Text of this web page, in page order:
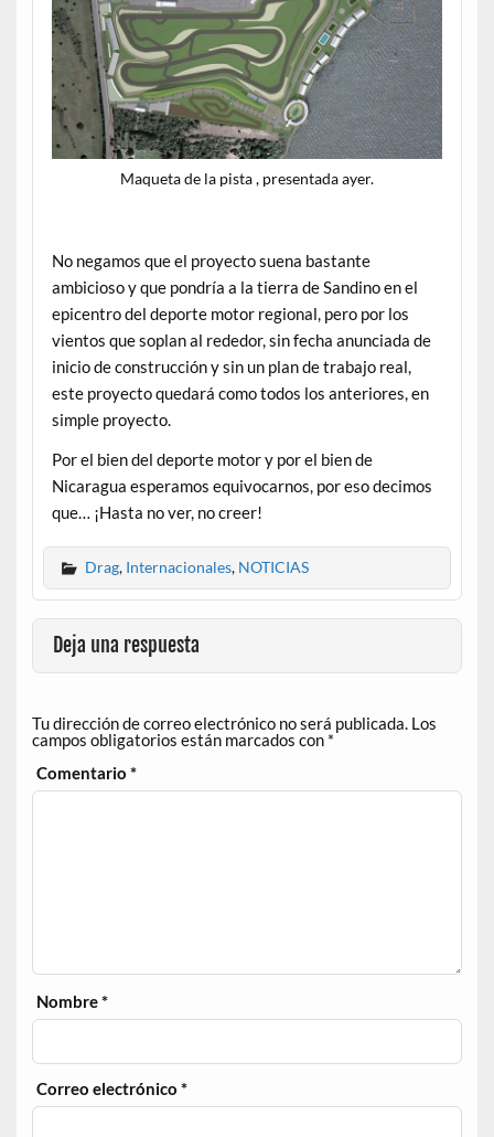
Maqueta de la pista , presentada ayer.
No negamos que el proyecto suena bastante
ambicioso y que pondría a la tierra de Sandino en el
epicentro del deporte motor regional, pero por los
vientos que soplan al rededor, sin fecha anunciada de
inicio de construcción y sin un plan de trabajo real,
este proyecto quedará como todos los anteriores, en
simple proyecto.
Por el bien del deporte motor y por el bien de
Nicaragua esperamos equivocarnos, por eso decimos
que… ¡Hasta no ver, no creer!
Drag, Internacionales, NOTICIAS
Deja una respuesta
Tu dirección de correo electrónico no será publicada. Los
campos obligatorios están marcados con *
Comentario*
Nombre*
Correo electrónico*